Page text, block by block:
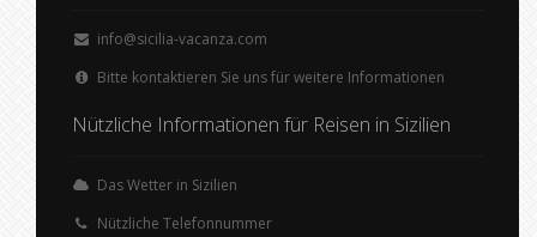
info@sicilia-vacanza.com
Bitte kontaktieren Sie uns für weitere Informationen
Nützliche Informationen für Reisen in Sizilien
Das Wetter in Sizilien
Nützliche Telefonnummer